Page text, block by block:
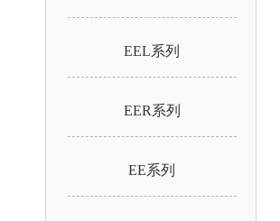
EEL系列
EER系列
EE系列